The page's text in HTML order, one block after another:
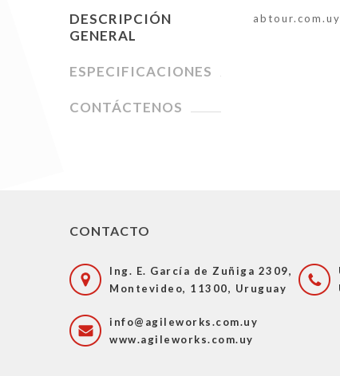
DESCRIPCIÓN
GENERAL
ESPECIFICACIONES
CONTÁCTENOS
abtour.com.uy
CONTACTO
Ing. E. García de Zuñiga 2309,
Montevideo, 11300, Uruguay
info@agileworks.com.uy
www.agileworks.com.uy